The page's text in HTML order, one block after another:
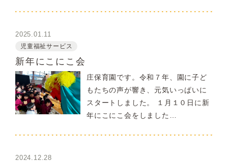
2025.01.11
児童福祉サービス
新年にこにこ会
庄保育園です。令和７年、園に子ど
もたちの声が響き、元気いっぱいに
スタートしました。 １月１０日に新
年にこにこ会をしました…
2024.12.28